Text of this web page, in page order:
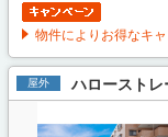
物件によりお得なキ
屋外 ハローストレ